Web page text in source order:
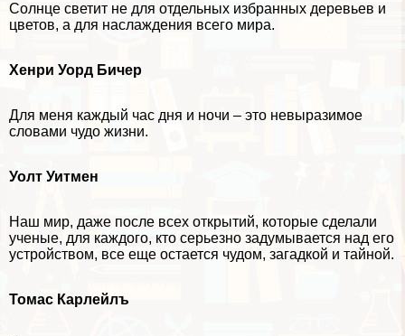
Солнце светит не для отдельных избранных деревьев и
цветов, а для наслаждения всего мира.
Хенри Уорд Бичер
Для меня каждый час дня и ночи – это невыразимое
словами чудо жизни.
Уолт Уитмен
Наш мир, даже после всех открытий, которые сделали
ученые, для каждого, кто серьезно задумывается над его
устройством, все еще остается чудом, загадкой и тайной.
Томас Карлейлъ